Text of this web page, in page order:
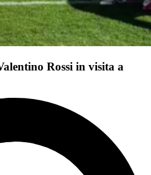
Rossi in visita a